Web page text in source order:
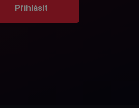
Přihlásit